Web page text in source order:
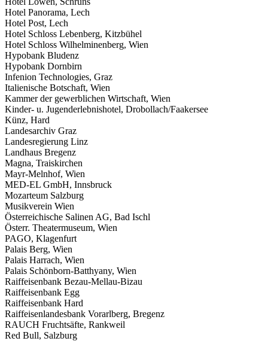
Hotel Panorama, Lech
Hotel Post, Lech
Hotel Schloss Lebenberg, Kitzbühel
Hotel Schloss Wilhelminenberg, Wien
Hypobank Bludenz
Hypobank Dornbirn
Infenion Technologies, Graz
Italienische Botschaft, Wien
Kammer der gewerblichen Wirtschaft, Wien
Kinder- u. Jugenderlebnishotel, Drobollach/Faakersee
Künz, Hard
Landesarchiv Graz
Landesregierung Linz
Landhaus Bregenz
Magna, Traiskirchen
Mayr-Melnhof, Wien
MED-EL GmbH, Innsbruck
Mozarteum Salzburg
Musikverein Wien
Österreichische Salinen AG, Bad Ischl
Österr. Theatermuseum, Wien
PAGO, Klagenfurt
Palais Berg, Wien
Palais Harrach, Wien
Palais Schönborn-Batthyany, Wien
Raiffeisenbank Bezau-Mellau-Bizau
Raiffeisenbank Egg
Raiffeisenbank Hard
Raiffeisenlandesbank Vorarlberg, Bregenz
RAUCH Fruchtsäfte, Rankweil
Red Bull, Salzburg